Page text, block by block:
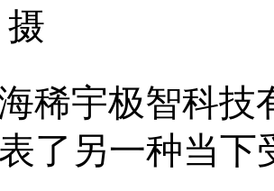
海稀宇极智科
了另一种当